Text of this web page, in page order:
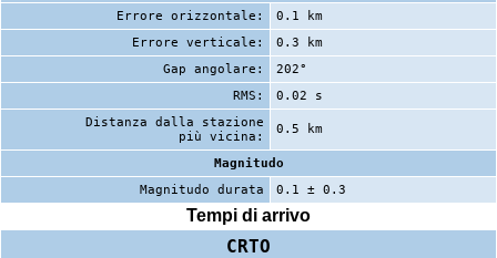
Errore orizzontale:
0.1 km
Errore verticale:
0.3 km
Gap angolare:
202°
RMS:
0.02 s
Distanza dalla stazione
più vicina:
0.5 km
Magnitudo
Magnitudo durata
0.1 ± 0.3
Tempi di arrivo
CRTO